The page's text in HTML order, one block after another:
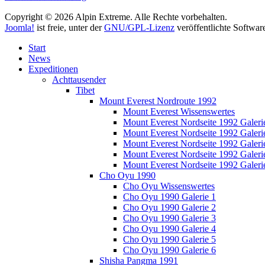
Copyright © 2026 Alpin Extreme. Alle Rechte vorbehalten.
Joomla! ist freie, unter derGNU/GPL-Lizenz veröffentlichte
Start
News
Expeditionen
Achttausender
Tibet
Mount Everest Nordroute 1992
Mount Everest Wissenswertes
Mount Everest Nordseite 1992
Mount Everest Nordseite 1992
Mount Everest Nordseite 1992
Mount Everest Nordseite 1992
Mount Everest Nordseite 1992
Cho Oyu 1990
Cho Oyu Wissenswertes
Cho Oyu 1990 Galerie 1
Cho Oyu 1990 Galerie 2
Cho Oyu 1990 Galerie 3
Cho Oyu 1990 Galerie 4
Cho Oyu 1990 Galerie 5
Cho Oyu 1990 Galerie 6
Shisha Pangma 1991